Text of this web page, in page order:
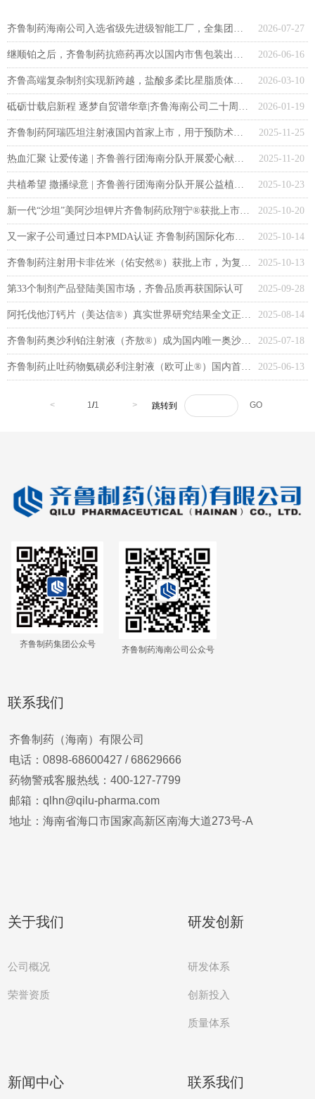
2026-07-27
齐鲁制药海南公司入选省级先进级智能工厂，全集团已达5家
2026-06-16
继顺铂之后，齐鲁制药抗癌药再次以国内市售包装出口北美市场
2026-03-10
齐鲁高端复杂制剂实现新跨越，盐酸多柔比星脂质体注射液发运美国
2026-01-19
砥砺廿载启新程 逐梦自贸谱华章|齐鲁海南公司二十周年庆典隆重举行
2025-11-25
齐鲁制药阿瑞匹坦注射液国内首家上市，用于预防术后恶心和呕吐
2025-11-20
热血汇聚 让爱传递 | 齐鲁善行团海南分队开展爱心献血公益活动
2025-10-23
共植希望 撒播绿意 | 齐鲁善行团海南分队开展公益植树活动
2025-10-20
新一代“沙坦”美阿沙坦钾片齐鲁制药欣翔宁®获批上市，用于成人原发性高血压治疗
2025-10-14
又一家子公司通过日本PMDA认证 齐鲁制药国际化布局再添新支点
2025-10-13
齐鲁制药注射用卡非佐米（佑安然®）获批上市，为复发/难治多发性骨髓瘤患者提供强有力的治疗手段
2025-09-28
第33个制剂产品登陆美国市场，齐鲁品质再获国际认可
2025-08-14
阿托伐他汀钙片（美达信®）真实世界研究结果全文正式发表
2025-07-18
齐鲁制药奥沙利铂注射液（齐敖®）成为国内唯一奥沙利铂参比制剂
2025-06-13
齐鲁制药止吐药物氨磺必利注射液（欧可止®）国内首家获批上市
< 1/1 > 跳转到 GO
齐鲁制药集团公众号
齐鲁制药海南公司公众号
关于我们
公司概况
荣誉资质
研发创新
研发体系
创新投入
质量体系
新闻中心 联系我们
联系我们
齐鲁制药（海南）有限公司
电话：0898-68600427 /68629666
药物警戒客服热线：400-127-7799
邮箱：qlhn@qilu-pharma.com
地址：海南省海口市国家高新区南海大道273号-A